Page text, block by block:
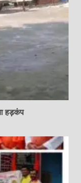
हड़कंप